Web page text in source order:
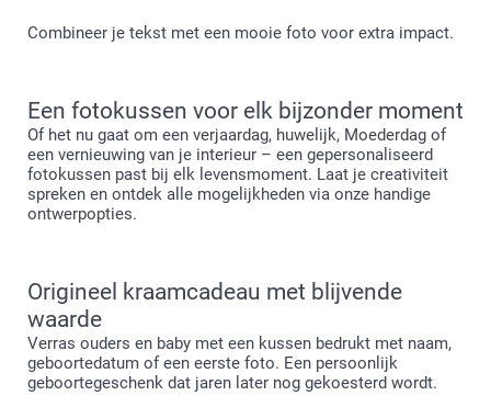
Combineer je tekst met een mooie foto voor extra impact.
Een fotokussen voor elk bijzonder moment
Of het nu gaat om een verjaardag, huwelijk, Moederdag of
een vernieuwing van je interieur – een gepersonaliseerd
fotokussen past bij elk levensmoment. Laat je creativiteit
spreken en ontdek alle mogelijkheden via onze handige
ontwerpopties.
Origineel kraamcadeau met blijvende
waarde
Verras ouders en baby met een kussen bedrukt met naam,
geboortedatum of een eerste foto. Een persoonlijk
geboortegeschenk dat jaren later nog gekoesterd wordt.